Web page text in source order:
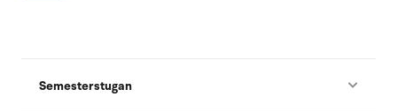
Semesterstugan